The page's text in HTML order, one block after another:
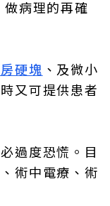
病理的再確
硬塊 、及微小
又可提供患者
過度恐慌。目
術中電療、術